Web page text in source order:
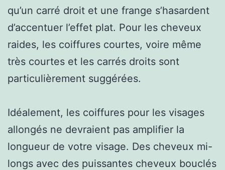
qu’un carré droit et une frange s’hasardent
d’accentuer l’effet plat. Pour les cheveux
raides, les coiffures courtes, voire même
très courtes et les carrés droits sont
particulièrement suggérées.
Idéalement, les coiffures pour les visages
allongés ne devraient pas amplifier la
longueur de votre visage. Des cheveux mi-
longs avec des puissantes cheveux bouclés